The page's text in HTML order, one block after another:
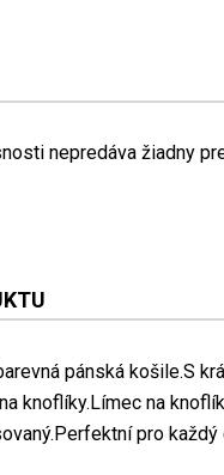
nepredáva žiadny
pánská košile.S
knoflíky.Límec na
pro každý